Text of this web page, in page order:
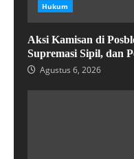
Hukum
Aksi Kamisan di
Supremasi Sipil, dan
Agustus 6, 2026